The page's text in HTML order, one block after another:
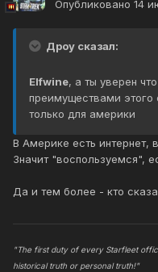
Опубликовано 14
Дроу сказал:
Elfwine, а ты уверен
преимуществами этого
только для америки
В Америке есть интернет,
Значит "воспользуемся",
Да и тем более - кто
"The first duty of every Starfleet
historical truth or personal truth!"